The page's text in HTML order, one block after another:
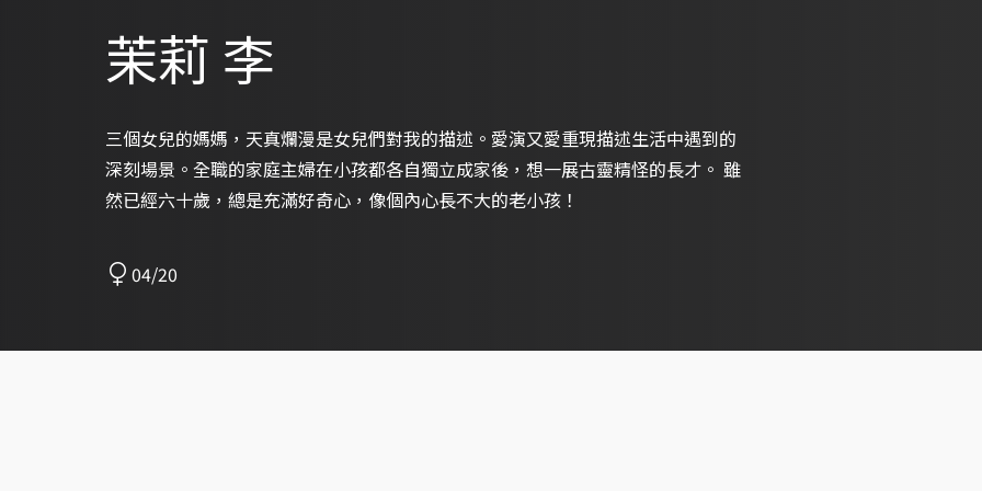
茉莉 李
三個女兒的媽媽，天真爛漫是女兒們對我的描述。愛演又愛重現描述生活中遇到的
深刻場景。全職的家庭主婦在小孩都各自獨立成家後，想一展古靈精怪的長才。 雖
然已經六十歲，總是充滿好奇心，像個內心長不大的老小孩！
04/20